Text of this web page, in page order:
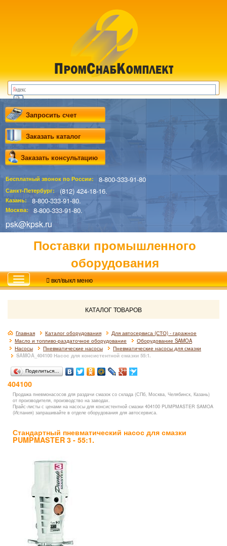
Запросить счет
Заказать каталог
Заказать консультацию
Бесплатный звонок по России: 8-800-333-91-80
Санкт-Петербург: (812) 424-18-16.
Казань: 8-800-333-91-80.
Москва: 8-800-333-91-80.
psk@kpsk.ru
Поставки промышленного
оборудования
вкл/выкл меню
КАТАЛОГ ТОВАРОВ
Главная Каталог оборудования
Для автосервиса (СТО) - гаражное
Масло и топливо-раздаточное оборудование
Оборудование SAMOA
Насосы
Пневматические насосы
Пневматические насосы для смазки
SAMOA_404100 Насос для консистентной смазки 55:1.
Поделиться…
404100
Продажа пневмонасосов для раздачи смазок со склада (СПб, Москва, Челябинск, Казань)
от производителя, производство на заводах.
Прайс-листы с ценами на насосы для консистентной смазки 404100 PUMPMASTER SAMOA
(Испания) запрашивайте в отделе оборудования для автосервиса.
Стандартный пневматический насос для смазки
PUMPMASTER 3 - 55:1.